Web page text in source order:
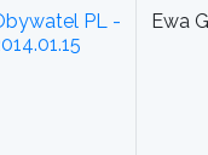
PL -
Ewa